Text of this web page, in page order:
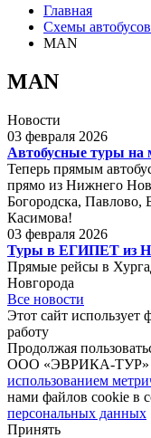
Главная
Схемы автобусов
MAN
MAN
Новости
03 февраля 2026
Автобусные туры на
Теперь прямым
прямо из Нижнего
Богородска,
Касимова!
03 февраля 2026
Туры в ЕГИПЕТ из
Прямые рейсы в
Новгорода
Все новости
Этот сайт
работу
Продолжая
ООО «ЭВРИКА-ТУР»
использованием
нами файлов cookie в
персональных данных
Принять